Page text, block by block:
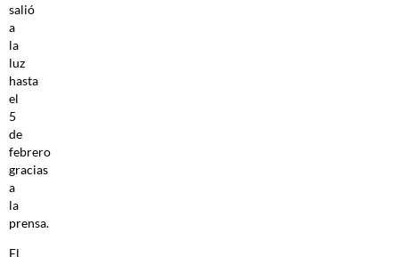
salió
a
la
luz
hasta
el
5
de
febrero
gracias
a
la
prensa.
El